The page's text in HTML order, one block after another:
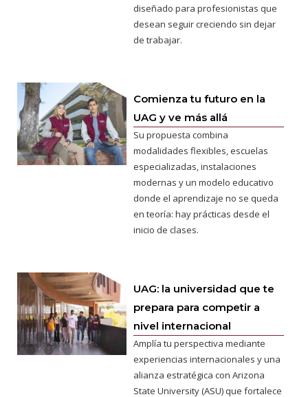
diseñado para profesionistas que
desean seguir creciendo sin dejar
de trabajar.
Comienza tu futuro en la
UAG y ve más allá
Su propuesta combina
modalidades flexibles, escuelas
especializadas, instalaciones
modernas y un modelo educativo
donde el aprendizaje no se queda
en teoría: hay prácticas desde el
inicio de clases.
UAG: la universidad que te
prepara para competir a
nivel internacional
Amplía tu perspectiva mediante
experiencias internacionales y una
alianza estratégica con Arizona
State University (ASU) que fortalece